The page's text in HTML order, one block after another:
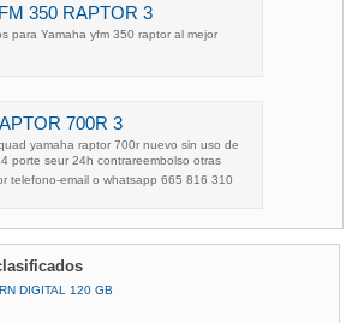
350 RAPTOR 3
para Yamaha yfm 350 raptor al mejor
700R 3
yamaha raptor 700r nuevo sin uso de
porte seur 24h contrareembolso otras
telefono-email o whatsapp 665 816 310
DIGITAL 120 GB